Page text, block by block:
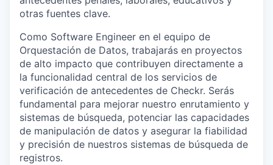
otras fuentes clave.
Como Software Engineer en el equipo de
Orquestación de Datos, trabajarás en proyectos
de alto impacto que contribuyen directamente a
la funcionalidad central de los servicios de
verificación de antecedentes de Checkr. Serás
fundamental para mejorar nuestro enrutamiento y
sistemas de búsqueda, potenciar las capacidades
de manipulación de datos y asegurar la fiabilidad
y precisión de nuestros sistemas de búsqueda de
registros.